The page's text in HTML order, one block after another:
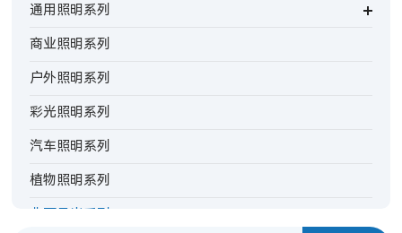
通用照明系列
商业照明系列
户外照明系列
彩光照明系列
汽车照明系列
植物照明系列
非可见光系列